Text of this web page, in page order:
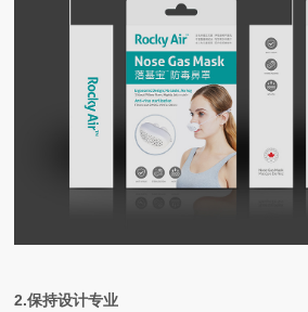
2.保持设计专业